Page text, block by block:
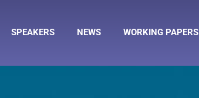
SPEAKERS NEWS WORKING PAPERS